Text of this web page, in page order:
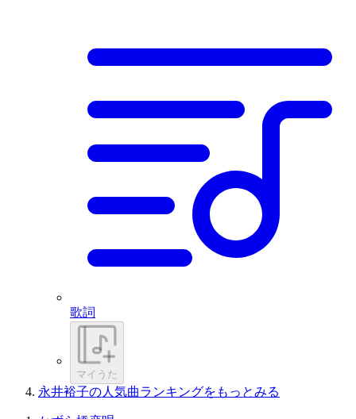
歌詞
マイうた
永井裕子の人気曲ランキングをもっとみる